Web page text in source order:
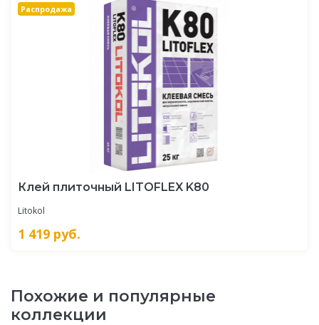
Распродажа
Клей плиточный LITOFLEX K80
Litokol
1 419 руб.
Похожие и популярные
коллекции